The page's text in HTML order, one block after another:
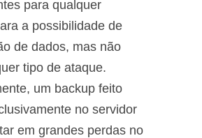
para qualquer
a possibilidade de
de dados, mas não
tipo de ataque.
um backup feito
no servidor
em grandes perdas no